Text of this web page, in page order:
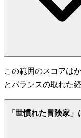
この範囲のスコアは
とバランスの取れた
「世慣れた冒険家